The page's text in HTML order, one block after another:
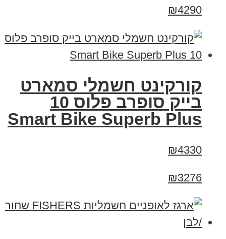
₪4290
קורקינט חשמלי סמארט
בייק סופרב פלוס 10
Smart Bike Superb Plus
₪4330
₪3276